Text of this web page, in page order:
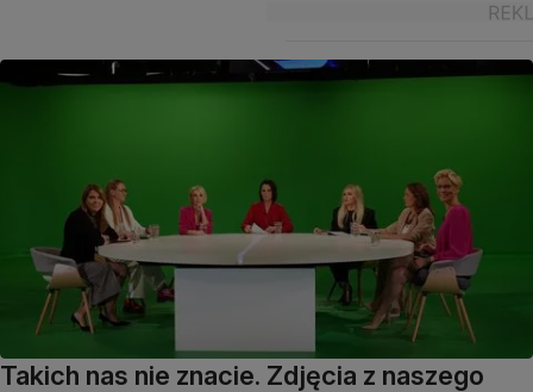
Takich nas nie znacie. Zdjęcia z naszego